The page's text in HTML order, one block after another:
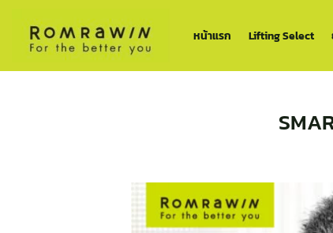
เนื้อหา
หน้าแรก Lifting Select